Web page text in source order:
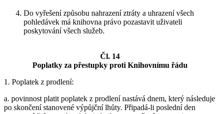
Do vyřešení způsobu nahrazení ztráty a uhrazení všech
pohledávek má knihovna právo pozastavit uživateli
poskytování všech služeb.
Čl. 14
Poplatky za přestupky proti Knihovnímu řádu
1. Poplatek z prodlení:
a. povinnost platit poplatek z prodlení nastává dnem, který následuje
po skončení stanovené výpůjční lhůty. Připadá-li poslední den